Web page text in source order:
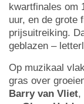
kwartfinales om
uur, en de grote
prijsuitreiking.
geblazen –
Op muzikaal
gras over
Barry van Vliet,